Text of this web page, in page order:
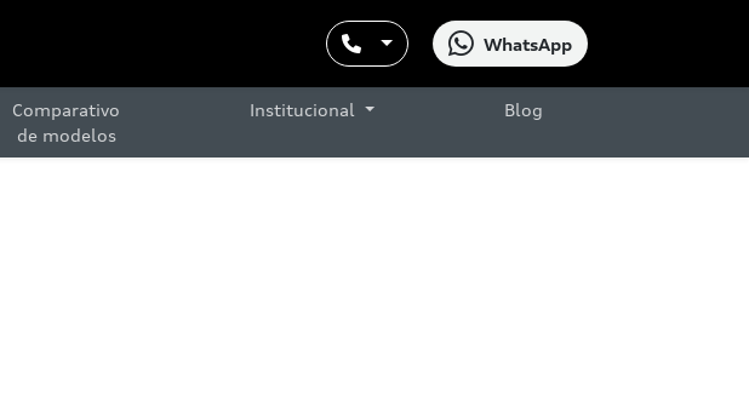
WhatsApp
Comparativo
de modelos
Institucional Blog